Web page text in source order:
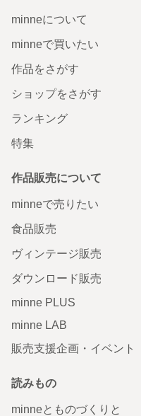
minneについて
minneで買いたい
作品をさがす
ショップをさがす
ランキング
特集
作品販売について
minneで売りたい
食品販売
ヴィンテージ販売
ダウンロード販売
minne PLUS
minne LAB
販売支援企画・イベント
読みもの
minneとものづくりと